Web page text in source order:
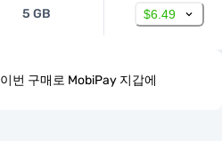
5 GB $6.49
이번 구매로 MobiPay 지갑에